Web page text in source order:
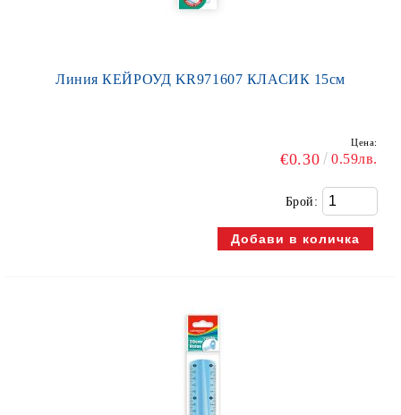
Линия КЕЙРОУД KR971607 КЛАСИК 15см
Цена:
€0.30 0.59лв.
Брой: